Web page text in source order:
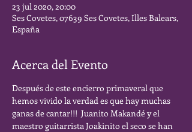
23 jul 2020, 20:00
Ses Covetes, 07639 Ses Covetes, Illes Balears,
España
Acerca del Evento
Después de este encierro primaveral que
hemos vivido la verdad es que hay muchas
ganas de cantar!!!  Juanito Makandé y el
maestro guitarrista Joakinito el seco se han